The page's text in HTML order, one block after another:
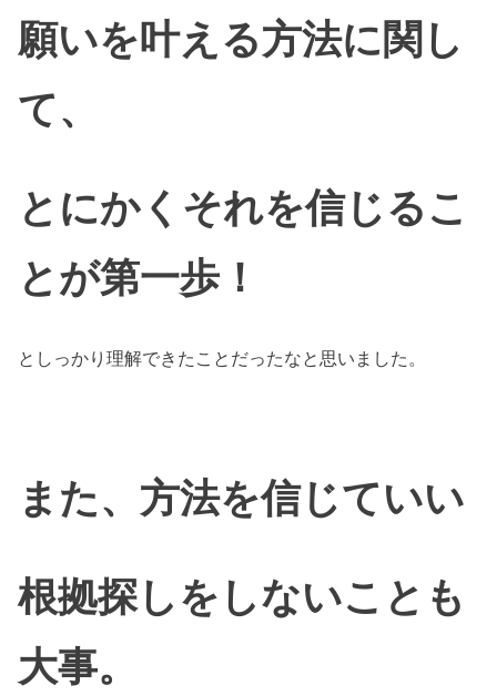
願いを叶える方法に関し
て、
とにかくそれを信じるこ
とが第一歩！
としっかり理解できたことだったなと思いました。
また、方法を信じていい
根拠探しをしないことも
大事。